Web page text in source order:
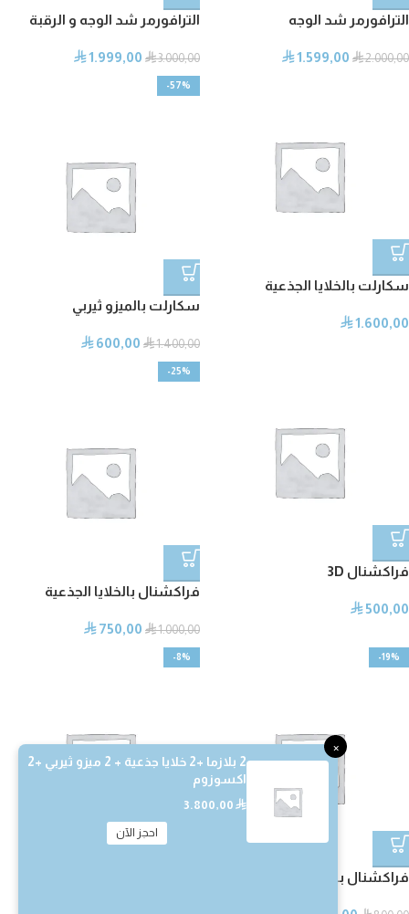
×
2 بلازما +2 خلايا جذعية + 2 ميزو ثيربي +2
اكسوزوم
⃁
احجز الآن
الترافورمر شد الوجه
⃁2.000,00
⃁1.599,00
الترافورمر شد الوجه و الرقبة
⃁3.000,00
⃁1.999,00
سكارلت بالخلايا الجذعية
⃁1.600,00
-57%
سكارلت بالميزو ثيربي
⃁1.400,00
⃁600,00
فراكشنال 3D
⃁500,00
-25%
فراكشنال بالخلايا الجذعية
⃁1.000,00
⃁750,00
-19%
فراكشنال بالميزو
-8%